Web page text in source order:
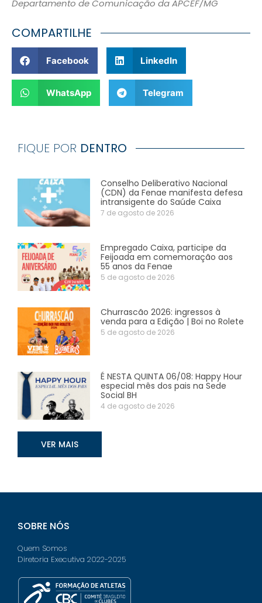
Departamento de Comunicação da APCEF/MG
COMPARTILHE
Facebook LinkedIn
WhatsApp Telegram
FIQUE POR DENTRO
Conselho Deliberativo Nacional
(CDN) da Fenae manifesta defesa
intransigente do Saúde Caixa
7 de agosto de 2026
Empregado Caixa, participe da
Feijoada em comemoração aos
55 anos da Fenae
5 de agosto de 2026
Churrascão 2026: ingressos à
venda para a Edição | Boi no Rolete
5 de agosto de 2026
É NESTA QUINTA 06/08: Happy Hour
especial mês dos pais na Sede
Social BH
4 de agosto de 2026
VER MAIS
SOBRE NÓS
Quem Somos
Diretoria Executiva 2022-2025